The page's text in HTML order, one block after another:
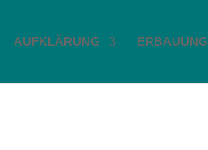
AUFKLÄRUNG ERBAUUNG